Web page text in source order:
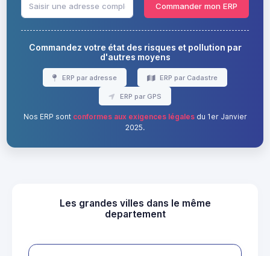
Commander mon ERP
Commandez votre état des risques et pollution par
d'autres moyens
ERP par adresse ERP par Cadastre
ERP par GPS
Nos ERP sont conformes aux exigences légalesdu 1er Janvier
2025.
Les grandes villes dans le même
departement